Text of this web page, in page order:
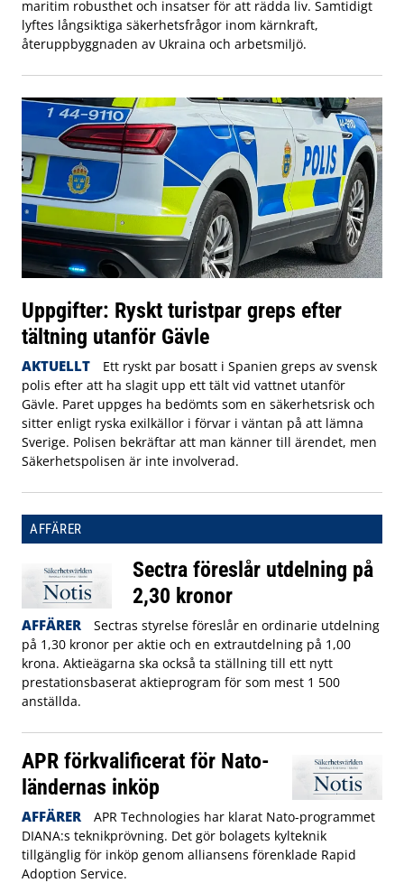
maritim robusthet och insatser för att rädda liv. Samtidigt
lyftes långsiktiga säkerhetsfrågor inom kärnkraft,
återuppbyggnaden av Ukraina och arbetsmiljö.
Uppgifter: Ryskt turistpar greps efter
tältning utanför Gävle
AKTUELLT
Ett ryskt par bosatt i Spanien greps av svensk
polis efter att ha slagit upp ett tält vid vattnet utanför
Gävle. Paret uppges ha bedömts som en säkerhetsrisk och
sitter enligt ryska exilkällor i förvar i väntan på att lämna
Sverige. Polisen bekräftar att man känner till ärendet, men
Säkerhetspolisen är inte involverad.
AFFÄRER
Sectra föreslår utdelning på
2,30 kronor
AFFÄRER
Sectras styrelse föreslår en ordinarie utdelning
på 1,30 kronor per aktie och en extrautdelning på 1,00
krona. Aktieägarna ska också ta ställning till ett nytt
prestationsbaserat aktieprogram för som mest 1 500
anställda.
APR förkvalificerat för Nato-
ländernas inköp
AFFÄRER
APR Technologies har klarat Nato-programmet
DIANA:s teknikprövning. Det gör bolagets kylteknik
tillgänglig för inköp genom alliansens förenklade Rapid
Adoption Service.